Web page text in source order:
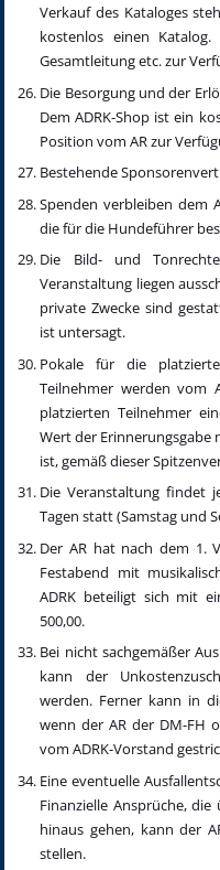
Verkauf des Kataloges
kostenlos einen
Gesamtleitung etc. zur
Die Besorgung und der
Dem ADRK-Shop ist ein
Position vom AR zur
Bestehende
Spenden verbleiben dem
die für die Hundeführer
Die Bild- und
Veranstaltung liegen
private Zwecke sind
ist untersagt.
Pokale für die
Teilnehmer werden vom
platzierten Teilnehmer
Wert der Erinnerungsgabe
ist, gemäß dieser
Die Veranstaltung findet
Tagen statt (Samstag und
Der AR hat nach dem 1.
Festabend mit
ADRK beteiligt sich mit
500,00.
Bei nicht sachgemäßer
kann der
werden. Ferner kann in
wenn der AR der DM-FH
vom ADRK-Vorstand
Eine eventuelle
Finanzielle Ansprüche,
hinaus gehen, kann der
stellen.